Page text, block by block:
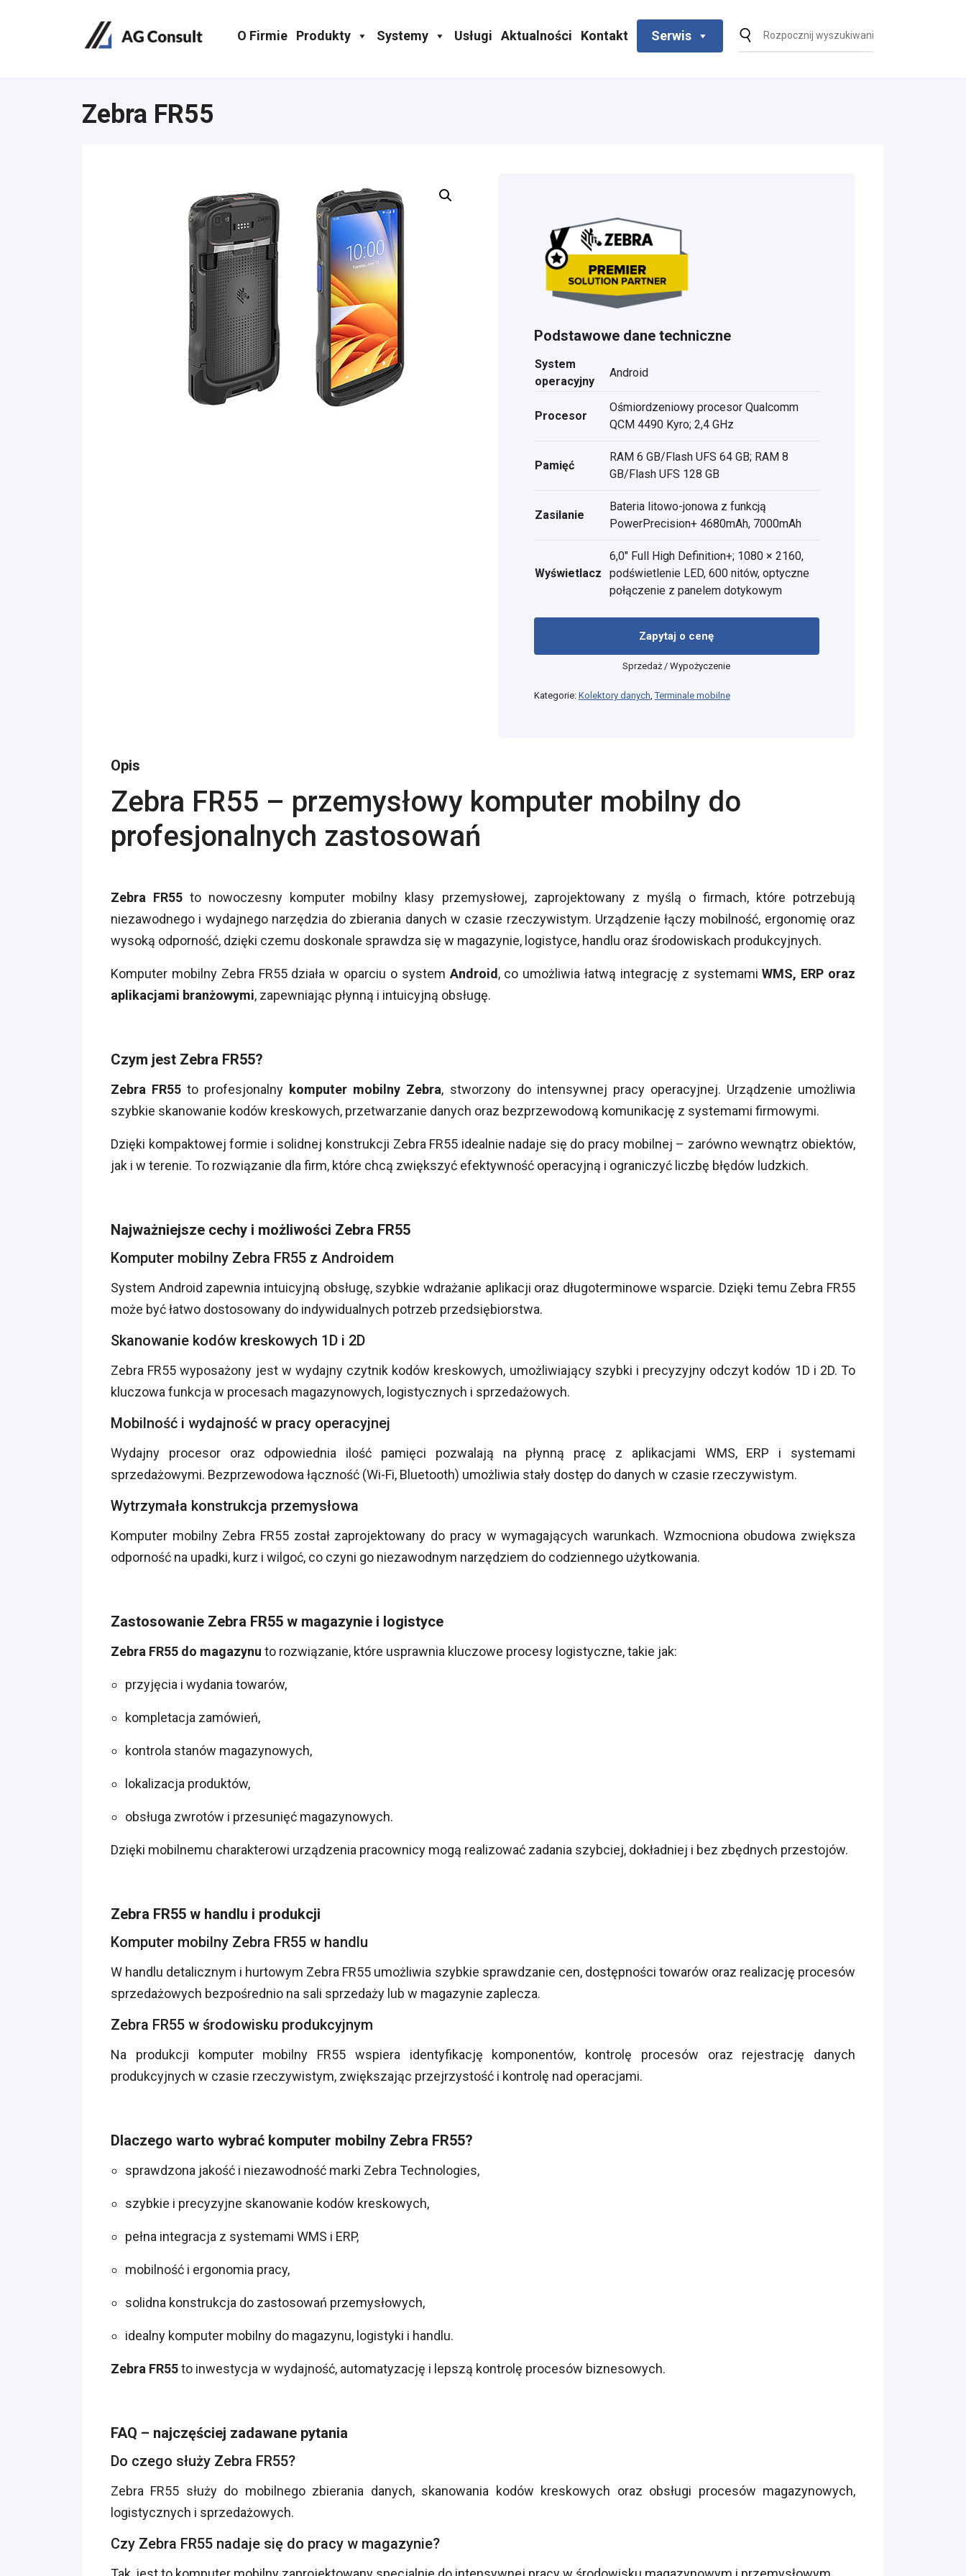
O Firmie Produkty Systemy Usługi Aktualności Kontakt Serwis
Zebra FR55
Podstawowe dane techniczne
System
operacyjny
Android
Procesor
Ośmiordzeniowy procesor Qualcomm
QCM 4490 Kyro; 2,4 GHz
Pamięć
RAM 6 GB/Flash UFS 64 GB; RAM 8
GB/Flash UFS 128 GB
Zasilanie
Bateria litowo-jonowa z funkcją
PowerPrecision+ 4680mAh, 7000mAh
Wyświetlacz
6,0" Full High Definition+; 1080 × 2160,
podświetlenie LED, 600 nitów, optyczne
połączenie z panelem dotykowym
Zapytaj o cenę
Sprzedaż / Wypożyczenie
Kategorie: Kolektory danych ,Terminale mobilne
Opis
Zebra FR55 – przemysłowy komputer mobilny do
profesjonalnych zastosowań
Zebra FR55 to nowoczesny komputer mobilny klasy przemysłowej, zaprojektowany z myślą o firmach, które potrzebują
niezawodnego i wydajnego narzędzia do zbierania danych w czasie rzeczywistym. Urządzenie łączy mobilność, ergonomię oraz
wysoką odporność, dzięki czemu doskonale sprawdza się w magazynie, logistyce, handlu oraz środowiskach produkcyjnych.
Komputer mobilny Zebra FR55 działa w oparciu o system Android, co umożliwia łatwą integrację z systemamiWMS, ERP oraz
aplikacjami branżowymi, zapewniając płynną i intuicyjną obsługę.
Czym jest Zebra FR55?
Zebra FR55 to profesjonalny komputer mobilny Zebra, stworzony do intensywnej pracy operacyjnej. Urządzenie umożliwia
szybkie skanowanie kodów kreskowych, przetwarzanie danych oraz bezprzewodową komunikację z systemami firmowymi.
Dzięki kompaktowej formie i solidnej konstrukcji Zebra FR55 idealnie nadaje się do pracy mobilnej – zarówno wewnątrz obiektów,
jak i w terenie. To rozwiązanie dla firm, które chcą zwiększyć efektywność operacyjną i ograniczyć liczbę błędów ludzkich.
Najważniejsze cechy i możliwości Zebra FR55
Komputer mobilny Zebra FR55 z Androidem
System Android zapewnia intuicyjną obsługę, szybkie wdrażanie aplikacji oraz długoterminowe wsparcie. Dzięki temu Zebra FR55
może być łatwo dostosowany do indywidualnych potrzeb przedsiębiorstwa.
Skanowanie kodów kreskowych 1D i 2D
Zebra FR55 wyposażony jest w wydajny czytnik kodów kreskowych, umożliwiający szybki i precyzyjny odczyt kodów 1D i 2D. To
kluczowa funkcja w procesach magazynowych, logistycznych i sprzedażowych.
Mobilność i wydajność w pracy operacyjnej
Wydajny procesor oraz odpowiednia ilość pamięci pozwalają na płynną pracę z aplikacjami WMS, ERP i systemami
sprzedażowymi. Bezprzewodowa łączność (Wi-Fi, Bluetooth) umożliwia stały dostęp do danych w czasie rzeczywistym.
Wytrzymała konstrukcja przemysłowa
Komputer mobilny Zebra FR55 został zaprojektowany do pracy w wymagających warunkach. Wzmocniona obudowa zwiększa
odporność na upadki, kurz i wilgoć, co czyni go niezawodnym narzędziem do codziennego użytkowania.
Zastosowanie Zebra FR55 w magazynie i logistyce
Zebra FR55 do magazynu to rozwiązanie, które usprawnia kluczowe procesy logistyczne, takie jak:
przyjęcia i wydania towarów,
kompletacja zamówień,
kontrola stanów magazynowych,
lokalizacja produktów,
obsługa zwrotów i przesunięć magazynowych.
Dzięki mobilnemu charakterowi urządzenia pracownicy mogą realizować zadania szybciej, dokładniej i bez zbędnych przestojów.
Zebra FR55 w handlu i produkcji
Komputer mobilny Zebra FR55 w handlu
W handlu detalicznym i hurtowym Zebra FR55 umożliwia szybkie sprawdzanie cen, dostępności towarów oraz realizację procesów
sprzedażowych bezpośrednio na sali sprzedaży lub w magazynie zaplecza.
Zebra FR55 w środowisku produkcyjnym
Na produkcji komputer mobilny FR55 wspiera identyfikację komponentów, kontrolę procesów oraz rejestrację danych
produkcyjnych w czasie rzeczywistym, zwiększając przejrzystość i kontrolę nad operacjami.
Dlaczego warto wybrać komputer mobilny Zebra FR55?
sprawdzona jakość i niezawodność marki Zebra Technologies,
szybkie i precyzyjne skanowanie kodów kreskowych,
pełna integracja z systemami WMS i ERP,
mobilność i ergonomia pracy,
solidna konstrukcja do zastosowań przemysłowych,
idealny komputer mobilny do magazynu, logistyki i handlu.
Zebra FR55to inwestycja w wydajność, automatyzację i lepszą kontrolę procesów biznesowych.
FAQ – najczęściej zadawane pytania
Do czego służy Zebra FR55?
Zebra FR55 służy do mobilnego zbierania danych, skanowania kodów kreskowych oraz obsługi procesów magazynowych,
logistycznych i sprzedażowych.
Czy Zebra FR55 nadaje się do pracy w magazynie?